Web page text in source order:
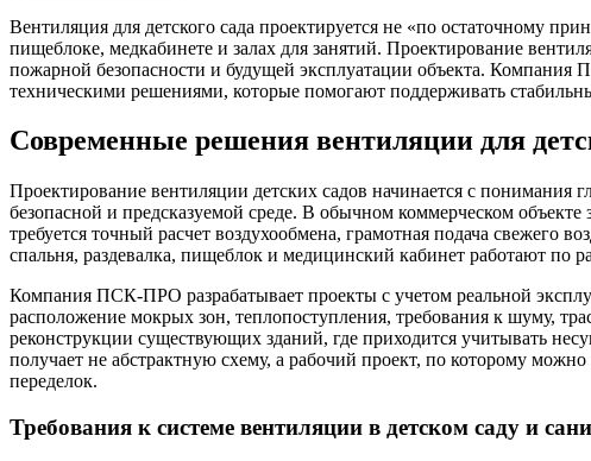
Вентиляция для детского сада проектируется не «по остаточному
пищеблоке, медкабинете и залах для занятий. Проектирование
пожарной безопасности и будущей эксплуатации объекта.
техническими решениями, которые помогают поддерживать
Современные решения вентиляции для
Проектирование вентиляции детских садов начинается с понимания
безопасной и предсказуемой среде. В обычном коммерческом
требуется точный расчет воздухообмена, грамотная подача свежего
спальня, раздевалка, пищеблок и медицинский кабинет работают по
Компания ПСК-ПРО разрабатывает проекты с учетом реальной
расположение мокрых зон, теплопоступления, требования к шуму,
реконструкции существующих зданий, где приходится учитывать
получает не абстрактную схему, а рабочий проект, по которому
переделок.
Требования к системе вентиляции в детском саду и